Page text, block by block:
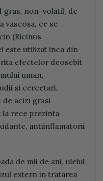
gras, non-volatil, de
vascosa, ce se
(Ricinus
este utilizat inca din
efectelor deosebit
uman,
si cercetari.
acizi grasi
la rece prezinta
antiinflamatorii
de mii de ani, uleiul
extern in tratarea